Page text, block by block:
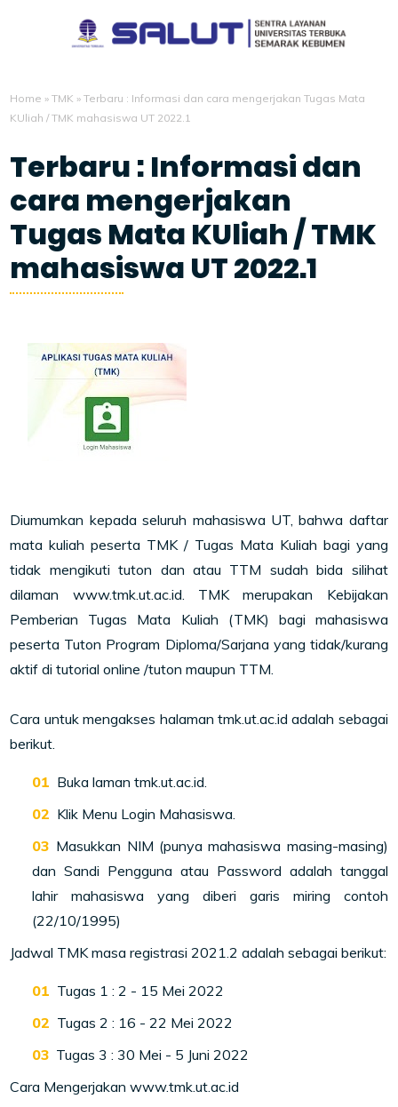
Home »TMK »Terbaru : Informasi dan cara mengerjakan Tugas Mata
KUliah / TMK mahasiswa UT 2022.1
Terbaru : Informasi dan
cara mengerjakan
Tugas Mata KUliah / TMK
mahasiswa UT 2022.1
Diumumkan kepada seluruh mahasiswa UT, bahwa daftar
mata kuliah peserta TMK / Tugas Mata Kuliah bagi yang
tidak mengikuti tuton dan atau TTM sudah bida silihat
dilaman www.tmk.ut.ac.id. TMK merupakan Kebijakan
Pemberian Tugas Mata Kuliah (TMK) bagi mahasiswa
peserta Tuton Program Diploma/Sarjana yang tidak/kurang
aktif di tutorial online /tuton maupun TTM.
Cara untuk mengakses halaman tmk.ut.ac.id adalah sebagai
berikut.
Buka laman tmk.ut.ac.id.
Klik Menu Login Mahasiswa.
Masukkan NIM (punya mahasiswa masing-masing)
dan Sandi Pengguna atau Password adalah tanggal
lahir mahasiswa yang diberi garis miring contoh
(22/10/1995)
Jadwal TMK masa registrasi 2021.2 adalah sebagai berikut:
Tugas 1 : 2 - 15 Mei 2022
Tugas 2 : 16 - 22 Mei 2022
Tugas 3 : 30 Mei - 5 Juni 2022
Cara Mengerjakan www.tmk.ut.ac.id